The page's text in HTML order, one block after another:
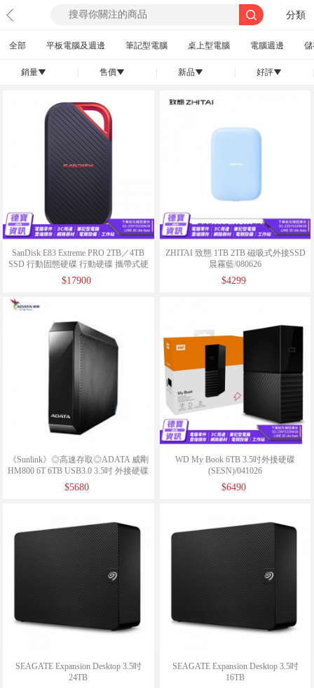
分類
全部 平板電腦及週邊 筆記型電腦 桌上型電腦 電腦週邊
銷量󰄢 售價󰄢 新品󰄢 好評󰄢
SanDisk E83 Extreme PRO 2TB／4TB
SSD 行動固態硬碟 行動硬碟 攜帶式硬
碟 公司貨/073126
$17900
ZHITAI 致態 1TB 2TB 磁吸式外接SSD
晨霧藍/080626
$4299
《Sunlink》◎高速存取◎ADATA 威剛
HM800 6T 6TB USB3.0 3.5吋 外接硬碟
$5680
WD My Book 6TB 3.5吋外接硬碟
(SESN)/041026
$6490
SEAGATE Expansion Desktop 3.5吋
24TB
SEAGATE Expansion Desktop 3.5吋
16TB